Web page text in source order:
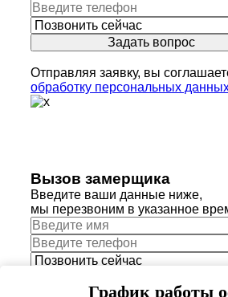
График работы
Отправляя заявку, вы
обработку персональных
Вызов замерщика
Введите ваши данные ниже,
мы перезвоним в указанное